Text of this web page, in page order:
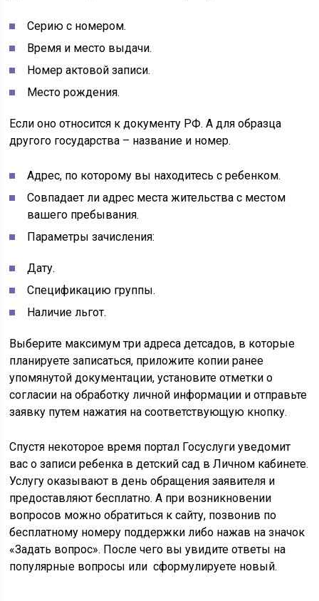
Серию с номером.
Время и место выдачи.
Номер актовой записи.
Место рождения.
Если оно относится к документу РФ. А для образца
другого государства – название и номер.
Адрес, по которому вы находитесь с ребенком.
Совпадает ли адрес места жительства с местом
вашего пребывания.
Параметры зачисления:
Дату.
Спецификацию группы.
Наличие льгот.
Выберите максимум три адреса детсадов, в которые
планируете записаться, приложите копии ранее
упомянутой документации, установите отметки о
согласии на обработку личной информации и отправьте
заявку путем нажатия на соответствующую кнопку.
Спустя некоторое время портал Госуслуги уведомит
вас о записи ребенка в детский сад в Личном кабинете.
Услугу оказывают в день обращения заявителя и
предоставляют бесплатно. А при возникновении
вопросов можно обратиться к сайту, позвонив по
бесплатному номеру поддержки либо нажав на значок
«Задать вопрос». После чего вы увидите ответы на
популярные вопросы или сформулируете новый.